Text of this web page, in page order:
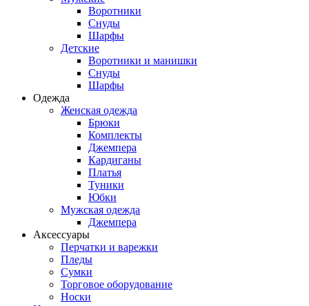
Воротники
Снуды
Шарфы
Детские
Воротники и манишки
Снуды
Шарфы
Одежда
Женская одежда
Брюки
Комплекты
Джемпера
Кардиганы
Платья
Туники
Юбки
Мужская одежда
Джемпера
Аксессуары
Перчатки и варежки
Пледы
Сумки
Торговое оборудование
Носки